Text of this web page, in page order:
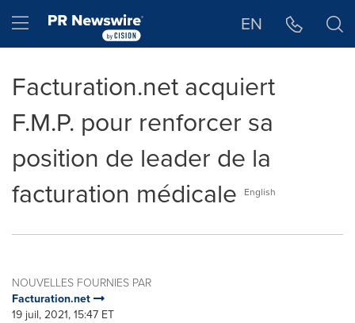
Hamburger menu EN
Facturation.net acquiert
F.M.P. pour renforcer sa
position de leader de la
facturation médicale
English
NOUVELLES FOURNIES PAR
Facturation.net
19 juil, 2021, 15:47 ET